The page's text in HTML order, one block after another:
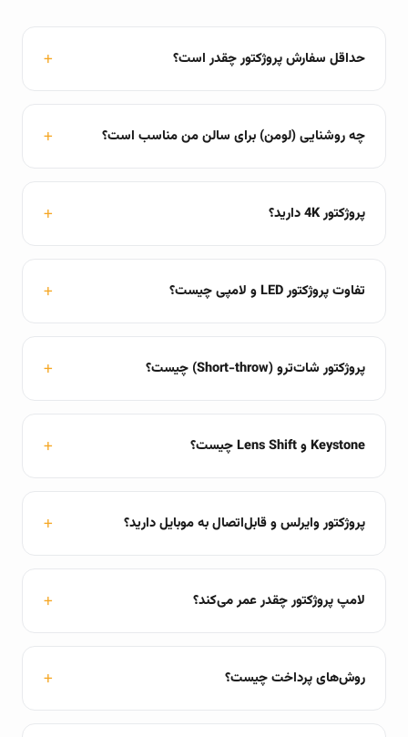
حداقل سفارش پروژکتور چقدر است؟
چه روشنایی (لومن) برای سالن من مناسب است؟
پروژکتور 4K دارید؟
تفاوت پروژکتور LED و لامپی چیست؟
پروژکتور شات‌ترو (Short-throw) چیست؟
Keystone و Lens Shift چیست؟
پروژکتور وایرلس و قابل‌اتصال به موبایل دارید؟
لامپ پروژکتور چقدر عمر می‌کند؟
روش‌های پرداخت چیست؟